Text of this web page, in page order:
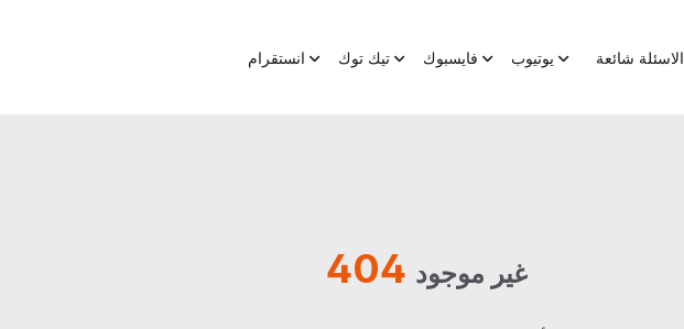
انستقرام تيك توك فايسبوك يوتيوب الاسئلة شائعة
404 غير موجود